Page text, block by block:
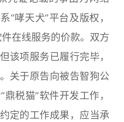
“哮天犬”平台及版权，
在线服务的价款。双方
该项服务已履行完毕，
关于原告向被告智狗公
税猫”软件开发工作，
定的工作成果，应当承